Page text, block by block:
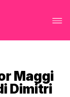
Maggi
Dimitri